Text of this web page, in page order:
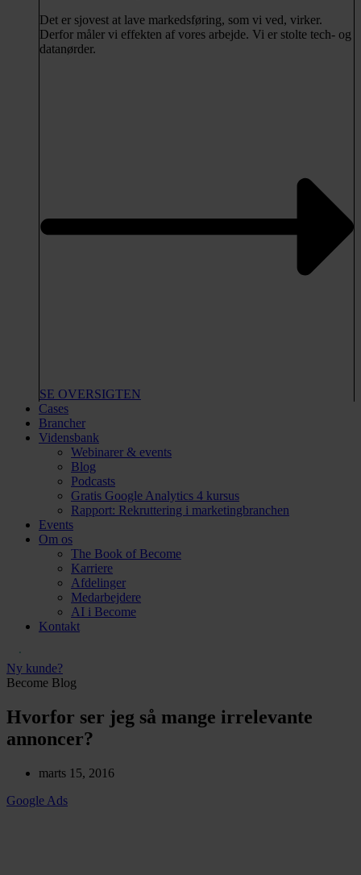
Det er sjovest at lave markedsføring, som vi ved, virker.
Derfor måler vi effekten af vores arbejde. Vi er stolte tech- og
datanørder.
SE OVERSIGTEN
Cases
Brancher
Vidensbank
Webinarer & events
Blog
Podcasts
Gratis Google Analytics 4 kursus
Rapport: Rekruttering i marketingbranchen
Events
Om os
The Book of Become
Karriere
Afdelinger
Medarbejdere
AI i Become
Kontakt
Ny kunde?
Become Blog
Hvorfor ser jeg så mange irrelevante
annoncer?
marts 15, 2016
Google Ads